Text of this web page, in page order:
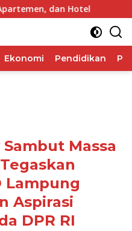
dan Hotel Top 3
Ekonomi Pendidikan
Massa
Lampung
Aspirasi
DPR RI